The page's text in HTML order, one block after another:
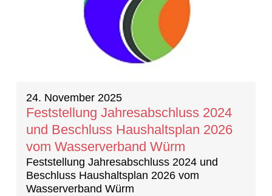
24. November 2025
Feststellung Jahresabschluss 2024
und Beschluss Haushaltsplan 2026
vom Wasserverband Würm
Feststellung Jahresabschluss 2024 und
Beschluss Haushaltsplan 2026 vom
Wasserverband Würm